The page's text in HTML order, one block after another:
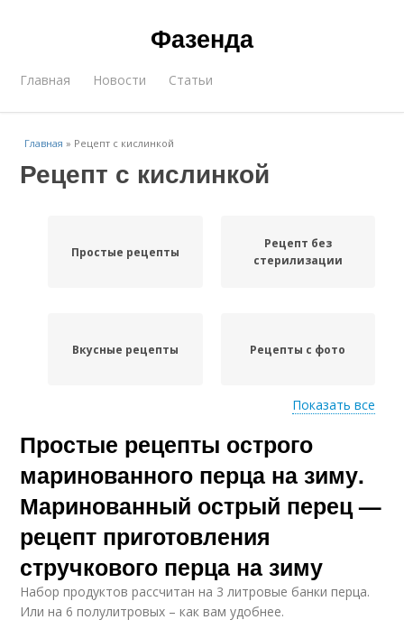
Фазенда
Главная Новости Статьи
Главная » Рецепт с кислинкой
Рецепт с кислинкой
Простые рецепты
Рецепт без
стерилизации
Вкусные рецепты Рецепты с фото
Быстрый рецепт Кавказские рецепты
Рецепты из разных
стран
Рецепт с уксусом
Показать все
Простые рецепты острого
маринованного перца на зиму.
Маринованный острый перец —
рецепт приготовления
стручкового перца на зиму
Набор продуктов рассчитан на 3 литровые банки перца.
Или на 6 полулитровых – как вам удобнее.